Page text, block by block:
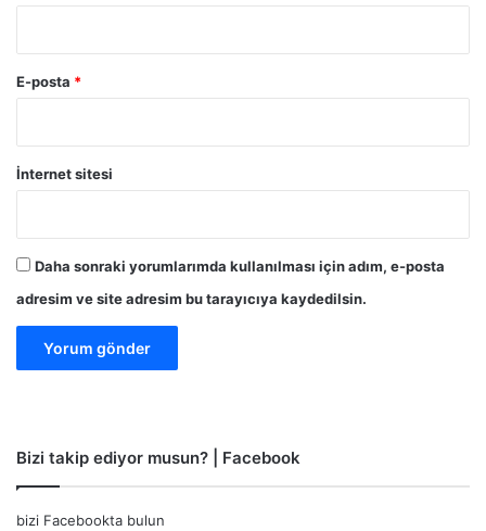
E-posta *
İnternet sitesi
Daha sonraki yorumlarımda kullanılması için adım, e-posta
adresim ve site adresim bu tarayıcıya kaydedilsin.
Bizi takip ediyor musun? | Facebook
bizi Facebookta bulun